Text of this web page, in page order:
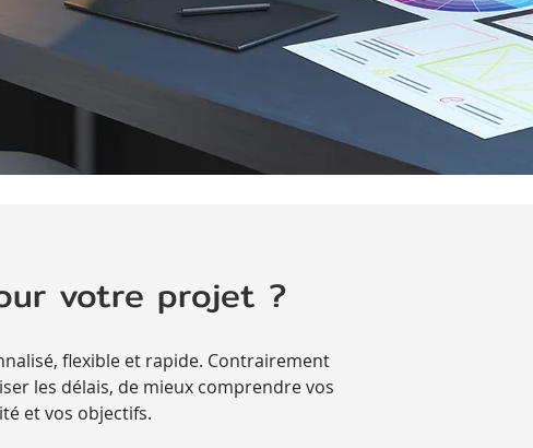
votre projet ?
flexible et rapide. Contrairement
les délais, de mieux comprendre vos
et vos objectifs.